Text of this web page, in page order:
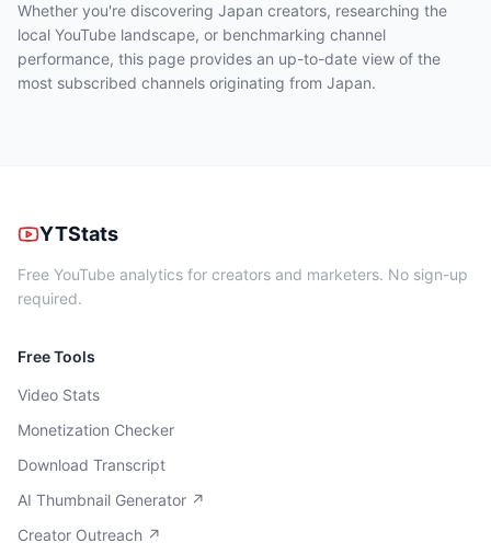
Whether you're discovering Japan creators, researching the
local YouTube landscape, or benchmarking channel
performance, this page provides an up-to-date view of the
most subscribed channels originating from Japan.
YTStats
Free YouTube analytics for creators and marketers. No sign-up
required.
Free Tools
Video Stats
Monetization Checker
Download Transcript
AI Thumbnail Generator ↗
Creator Outreach ↗